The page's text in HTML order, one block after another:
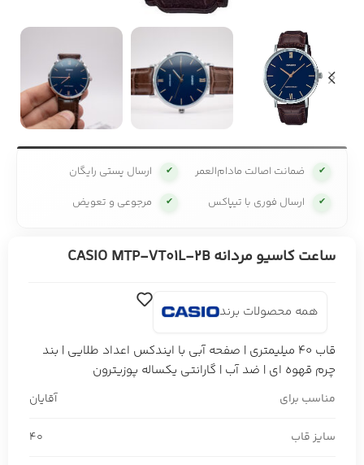
✔ ضمانت اصالت مادام‌العمر ✔ ارسال پستی رایگان
✔ ارسال فوری با تیپاکس ✔ مرجوعی و تعویض
ساعت کاسیو مردانه CASIO MTP-VT01L-2B
همه محصولات برند
قاب 40 میلیمتری | صفحه آبی با ایندکس اعداد طلایی | بند
چرم قهوه ای | ضد آب | گارانتی یکساله پوزیترون
مناسب برای آقایان
سایز قاب 40